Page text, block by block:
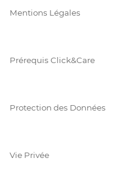
Mentions Légales
Prérequis Click&Care
Protection des Données
Vie Privée